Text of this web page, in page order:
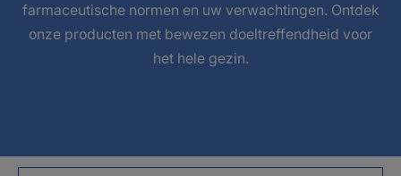
farmaceutische normen en uw verwachtingen. Ontdek
onze producten met bewezen doeltreffendheid voor
het hele gezin.